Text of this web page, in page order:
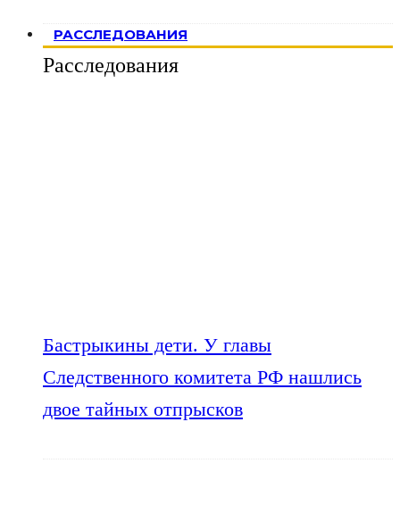
РАССЛЕДОВАНИЯ
Расследования
Бастрыкины дети. У главы
Следственного комитета РФ нашлись
двое тайных отпрысков